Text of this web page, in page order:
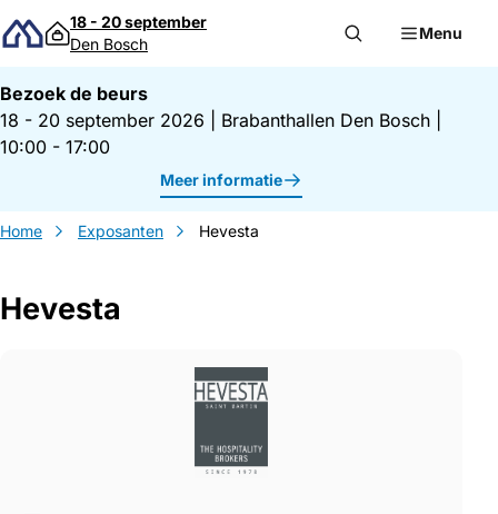
Direct naar inhoud
18 - 20 september
Den Bosch
Menu
Bezoek de beurs
18 - 20 september 2026
Brabanthallen Den Bosch
10:00 - 17:00
Meer informatie
Home Exposanten Hevesta
Hevesta
Gegevens Hevesta